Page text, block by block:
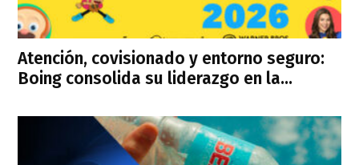
Atención, covisionado y entorno seguro:
Boing consolida su liderazgo en la...